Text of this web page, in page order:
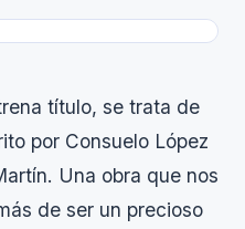
título, se trata de
por Consuelo López
. Una obra que nos
de ser un precioso